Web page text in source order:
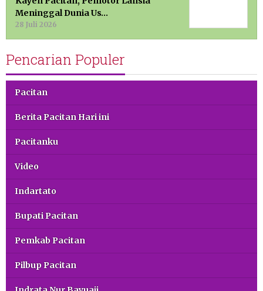
Meninggal Dunia Us…
28 Juli 2026
Pencarian Populer
Pacitan
Berita Pacitan Hari ini
Pacitanku
Video
Indartato
Bupati Pacitan
Pemkab Pacitan
Pilbup Pacitan